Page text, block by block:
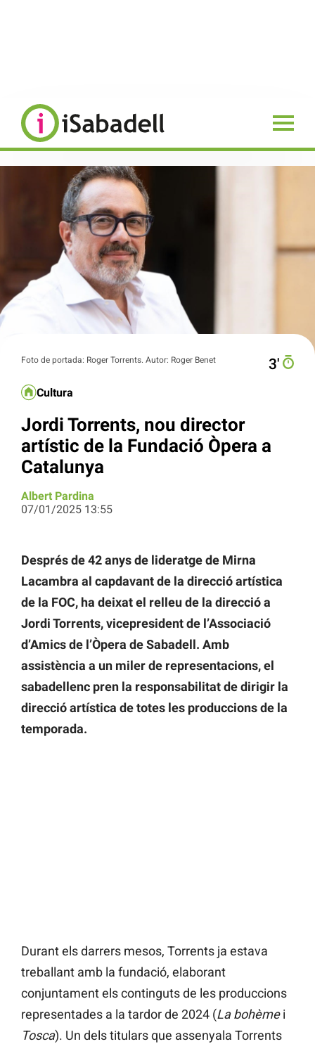
Foto de portada: Roger Torrents. Autor: Roger Benet 3′
Cultura
Jordi Torrents, nou director
artístic de la Fundació Òpera a
Catalunya
Albert Pardina
07/01/2025 13:55
Després de 42 anys de lideratge de Mirna
Lacambra al capdavant de la direcció artística
de la FOC, ha deixat el relleu de la direcció a
Jordi Torrents, vicepresident de l’Associació
d’Amics de l’Òpera de Sabadell. Amb
assistència a un miler de representacions, el
sabadellenc pren la responsabilitat de dirigir la
direcció artística de totes les produccions de la
temporada.
Durant els darrers mesos, Torrents ja estava
treballant amb la fundació, elaborant
conjuntament els continguts de les produccions
representades a la tardor de 2024 (La bohèmei
Tosca). Un dels titulars que assenyala Torrents